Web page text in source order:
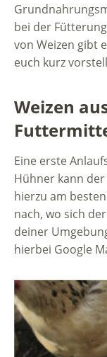
bei der
von Weizen gibt
euch kurz
Weizen
Eine erste
Hühner kann
hierzu am
nach, wo sich
deiner
hierbei Google